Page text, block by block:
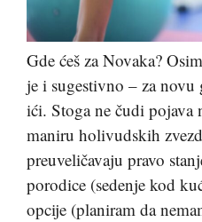
Gde ćeš za Novaka?
je i sugestivno – za novu
ići. Stoga ne čudi pojava
maniru holivudskih
preuveličavaju pravo
porodice (sedenje kod
opcije (planiram da